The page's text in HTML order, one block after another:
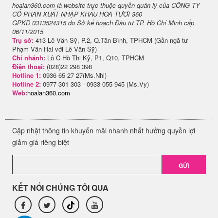
hoalan360.com là website trực thuộc quyền quản lý của CÔNG TY
CỔ PHẦN XUẤT NHẬP KHẨU HOA TƯƠI 360
GPKD 0313524315 do Sở kế hoạch Đầu tư TP. Hồ Chí Minh cấp
06/11/2015
Trụ sở: 413 Lê Văn Sỹ, P.2, Q.Tân Bình, TPHCM (Gần ngã tư
Phạm Văn Hai với Lê Văn Sỹ)
Chi nhánh: Lô C Hồ Thị Kỷ, P1, Q10, TPHCM
Điện thoại: (028)22 298 398
Hotline 1: 0936 65 27 27(Ms.Nhi)
Hotline 2: 0977 301 303 - 0933 055 945 (Ms.Vy)
Web:hoalan360.com
Cập nhật thông tin khuyến mãi nhanh nhất hưởng quyền lợi
giảm giá riêng biệt
GỬI
KẾT NỐI CHÚNG TÔI QUA